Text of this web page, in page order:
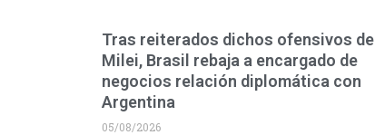
Tras reiterados dichos ofensivos de
Milei, Brasil rebaja a encargado de
negocios relación diplomática con
Argentina
05/08/2026